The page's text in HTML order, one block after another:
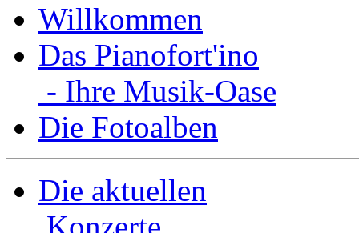
Willkommen
Das Pianofort'ino
- Ihre Musik-Oase
Die Fotoalben
Die aktuellen
Konzerte